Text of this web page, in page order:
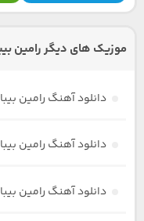
موزیک های دیگر رامین
دانلود آهنگ رامین
دانلود آهنگ رامین
دانلود آهنگ رامین